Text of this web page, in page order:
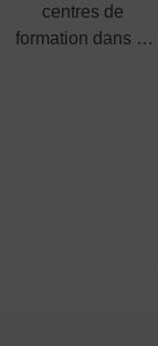
centres de
formation dans le